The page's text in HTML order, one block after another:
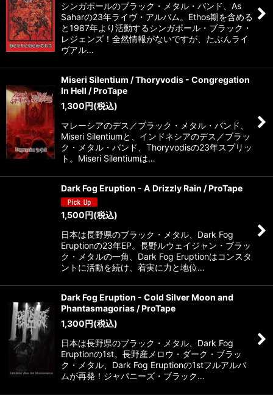
シンガポールのブラック・メタル・バンド、As
Saharの23年ライヴ・アルバム。Ethos期を含める
と1987年より活動するシンガポール・ブラック・
レジェンズ！全然情報がないですが、たぶんライ
ヴアル…
Miseri Silentium / Thoryvodis - Congregation
In Hell / ProTape
1,300円(税込)
マレーシアのデス／ブラック・メタル・バンド、
Miseri Silentiumと、インドネシアのデス／ブラッ
ク・メタル・バンド、Thoryvodisの23年スプリッ
ト。Miseri Silentiumは…
Dark Fog Eruption - A Drizzly Rain / ProTape
1,500円(税込)
日本は長野県のブラック・メタル、Dark Fog
Eruptionの23年EP。長野ルウェイジャン・ブラッ
ク・メタルの一角、Dark Fog Eruptionはコンスタ
ントに活動を続け、着実に力と地位…
Dark Fog Eruption - Cold Silver Moon and
Phantasmagorias / ProTape
1,300円(税込)
日本は長野県のブラック・メタル、Dark Fog
Eruptionの1st。長野産メロウ・ダーク・ブラッ
ク・メタル、Dark Fog Eruptionの1stフルアルバ
ムが再発！ジャパニーズ・ブラック…